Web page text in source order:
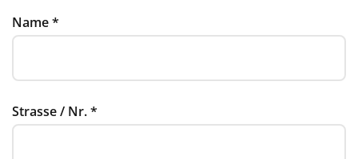
Name*
Strasse / Nr.*